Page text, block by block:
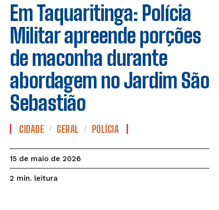
Em Taquaritinga: Polícia
Militar apreende porções
de maconha durante
abordagem no Jardim São
Sebastião
CIDADE GERAL POLÍCIA
15 de maio de 2026
2 min. leitura